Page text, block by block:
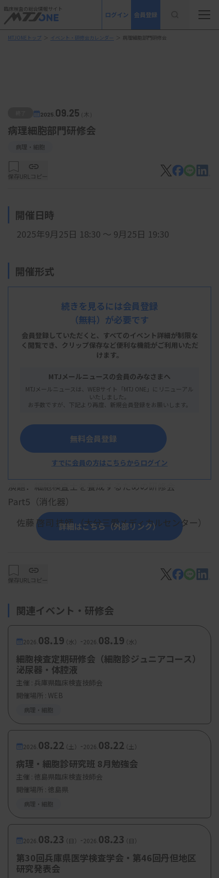
臨床検査の総合情報サイト
ログイン 会員登録
MTJONEトップ ＞ イベント・研修会カレンダー ＞ 病理細胞部門研修会
2025. 09.25（木）
病理細胞部門研修会
病理・細胞
保存URLコピー
開催日時
2025年9月25日 18:30 ～ 9月25日 19:30
開催形式
LIVE配信
LIVE配信
主 催
大分県臨床検査技師会
概 要
【プログラム】
演題．細胞検査士を養成するための研修会
Part5（消化器）
佐藤 啓司 技師 （大分三愛メディカルセンター）
詳細はこちら（外部リンク）
続きを見るには会員登録
（無料）が必要です
会員登録していただくと、すべてのイベント詳細が制限な
く閲覧でき、 クリップ保存など便利な機能がご利用いただ
けます。
MTJメールニュースの会員のみなさまへ
MTJメールニュースは、WEBサイト「MTJ ONE」にリニューアル
いたしました。
お手数ですが、下記より再度、新規会員登録をお願いします。
無料会員登録
すでに会員の方はこちらからログイン
保存URLコピー
関連イベント・研修会
2026. 08.19（水） -2026. 08.19（水）
細胞検査定期研修会（細胞診ジュニアコース）
泌尿器・体腔液
主催 : 兵庫県臨床検査技師会
開催場所 : WEB
病理・細胞
2026. 08.22（土） -2026. 08.22（土）
病理・細胞診研究班 8月勉強会
主催 : 徳島県臨床検査技師会
開催場所 : 徳島県
病理・細胞
2026. 08.23（日） -2026. 08.23（日）
第30回兵庫県医学検査学会・第46回丹但地区
研究発表会